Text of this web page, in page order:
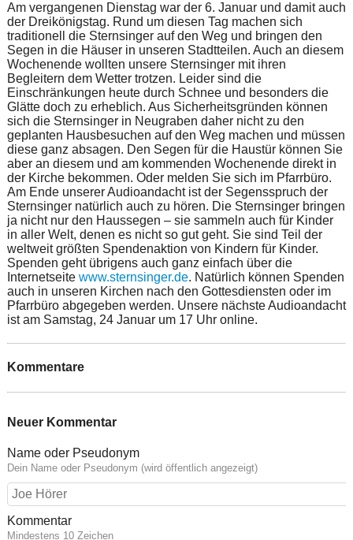
Am vergangenen Dienstag war der 6. Januar und damit auch
der Dreikönigstag. Rund um diesen Tag machen sich
traditionell die Sternsinger auf den Weg und bringen den
Segen in die Häuser in unseren Stadtteilen. Auch an diesem
Wochenende wollten unsere Sternsinger mit ihren
Begleitern dem Wetter trotzen. Leider sind die
Einschränkungen heute durch Schnee und besonders die
Glätte doch zu erheblich. Aus Sicherheitsgründen können
sich die Sternsinger in Neugraben daher nicht zu den
geplanten Hausbesuchen auf den Weg machen und müssen
diese ganz absagen. Den Segen für die Haustür können Sie
aber an diesem und am kommenden Wochenende direkt in
der Kirche bekommen. Oder melden Sie sich im Pfarrbüro.
Am Ende unserer Audioandacht ist der Segensspruch der
Sternsinger natürlich auch zu hören. Die Sternsinger bringen
ja nicht nur den Haussegen – sie sammeln auch für Kinder
in aller Welt, denen es nicht so gut geht. Sie sind Teil der
weltweit größten Spendenaktion von Kindern für Kinder.
Spenden geht übrigens auch ganz einfach über die
Internetseite www.sternsinger.de. Natürlich können Spenden
auch in unseren Kirchen nach den Gottesdiensten oder im
Pfarrbüro abgegeben werden. Unsere nächste Audioandacht
ist am Samstag, 24 Januar um 17 Uhr online.
Kommentare
Neuer Kommentar
Name oder Pseudonym
Dein Name oder Pseudonym (wird öffentlich angezeigt)
Kommentar
Mindestens 10 Zeichen